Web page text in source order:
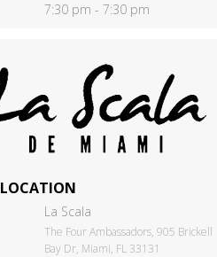
7:30 pm - 7:30 pm
LOCATION
La Scala
The Four Ambassadors, 905 Brickell
Bay Dr, Miami, FL 33131